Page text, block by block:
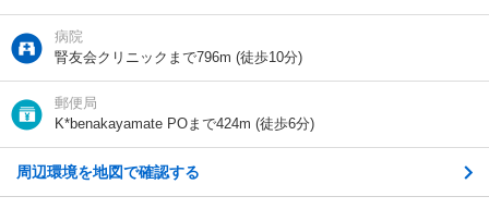
住所
交通
地下鉄西神・山手線/三宮駅 歩10分
ＪＲ東海道本線/三ノ宮駅 歩10分
ポートアイランド線/三宮駅 歩11分
病院
腎友会クリニックまで796m (徒歩10分)
郵便局
K*benakayamate POまで424m (徒歩6分)
周辺環境を地図で確認する